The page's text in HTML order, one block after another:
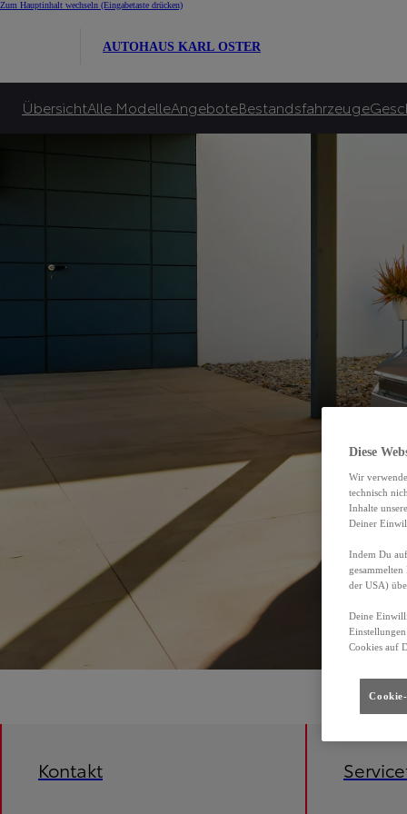
Zum Hauptinhalt wechseln (Eingabetaste drücken)
AUTOHAUS KARL OSTER
ÜbersichtAlle ModelleAngeboteBestandsfahrzeuge
Toyota garantiert bis zu 10.000€ E-Bonus***** und zusätzlich bis zu 6.000€
Kontakt
Diese
Wir
technisch
Inhalte
Deiner
Indem Du
der USA)
Deine
Cookies auf